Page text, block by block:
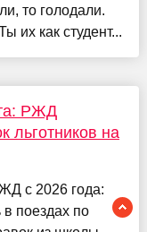
то голодали.
их как студент...
РЖД
льготников на
с 2026 года:
в поездах по